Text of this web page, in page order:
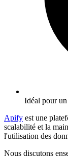
Idéal pour
Apify est une
scalabilité et la
l'utilisation des
Nous discutons